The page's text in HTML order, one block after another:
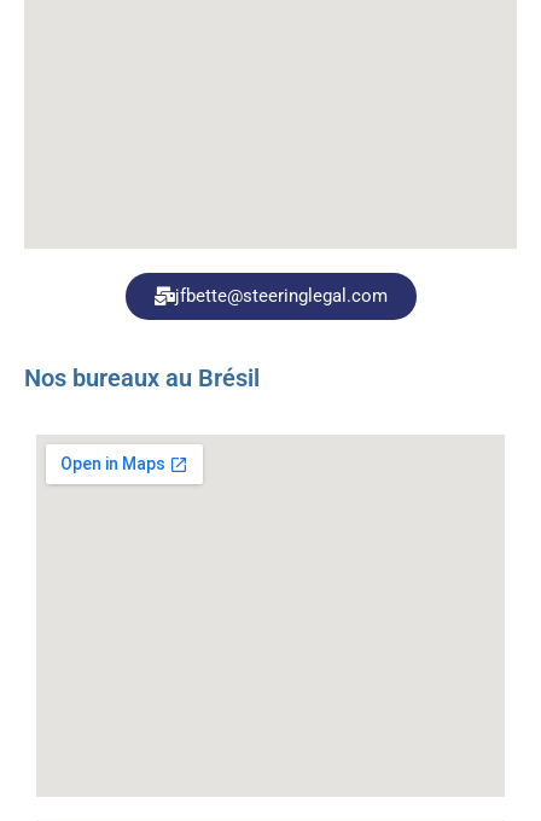
jfbette@steeringlegal.com
Nos bureaux au Brésil